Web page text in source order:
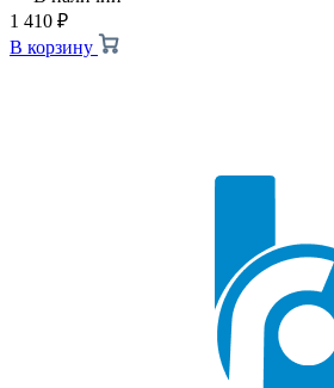
1 410 ₽
В корзину